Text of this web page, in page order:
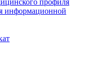
профиля
информационной